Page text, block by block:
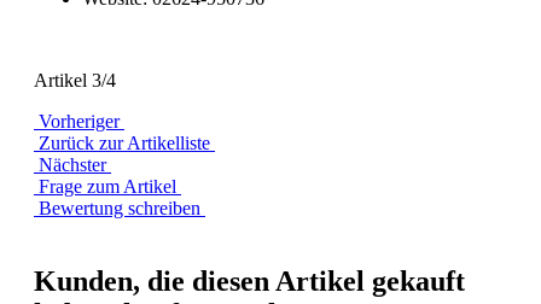
Artikel 3/4
Vorheriger
Zurück zur Artikelliste
Nächster
Frage zum Artikel
Bewertung schreiben
Kunden, die diesen Artikel gekauft